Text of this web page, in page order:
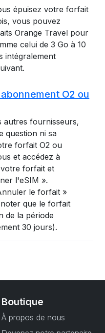
épuisez votre forfait
vous pouvez
Orange Travel pour
celui de 3 Go à 10
intégralement
O2 ou
autres fournisseurs,
question ni sa
forfait O2 ou
et accédez à
forfait et
l'eSIM ».
le forfait »
que le forfait
de la période
30 jours).
Boutique
À propos de nous